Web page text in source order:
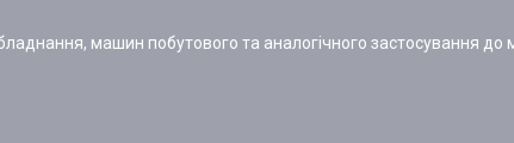
машин побутового та аналогічного застосування